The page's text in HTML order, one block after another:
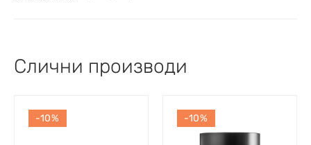
Слични производи
-10% -10%